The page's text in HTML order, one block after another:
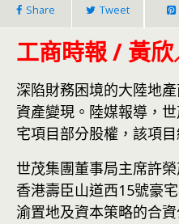
Share Tweet
工商時報 / 黃
深陷財務困境的大陸地
資產變現。陸媒報導，
宅項目部分股權，該項
世茂集團董事局主席許
香港壽臣山道西15號豪
渝置地及資本策略的合